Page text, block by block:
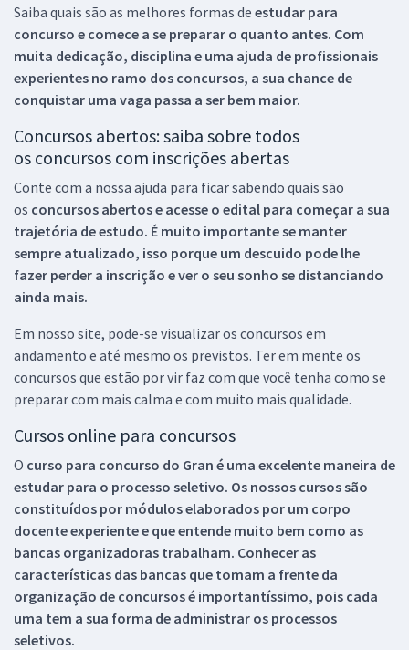
Saiba quais são as melhores formas de estudar para
concurso e comece a se preparar o quanto antes. Com
muita dedicação, disciplina e uma ajuda de profissionais
experientes no ramo dos concursos, a sua chance de
conquistar uma vaga passa a ser bem maior.
Concursos abertos: saiba sobre todos
os concursos com inscrições abertas
Conte com a nossa ajuda para ficar sabendo quais são
os concursos abertos e acesse o edital para começar a sua
trajetória de estudo. É muito importante se manter
sempre atualizado, isso porque um descuido pode lhe
fazer perder a inscrição e ver o seu sonho se distanciando
ainda mais.
Em nosso site, pode-se visualizar os concursos em
andamento e até mesmo os previstos. Ter em mente os
concursos que estão por vir faz com que você tenha como se
preparar com mais calma e com muito mais qualidade.
Cursos online para concursos
O curso para concurso do Gran é uma excelente maneira de
estudar para o processo seletivo. Os nossos cursos são
constituídos por módulos elaborados por um corpo
docente experiente e que entende muito bem como as
bancas organizadoras trabalham. Conhecer as
características das bancas que tomam a frente da
organização de concursos é importantíssimo, pois cada
uma tem a sua forma de administrar os processos
seletivos.